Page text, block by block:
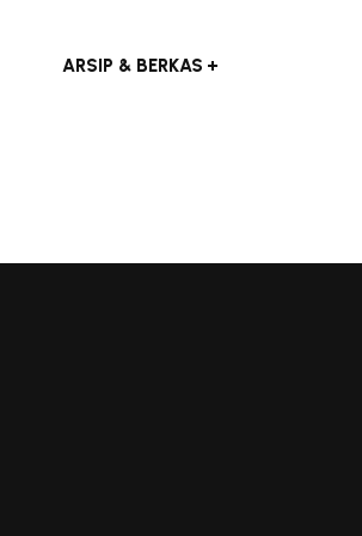
ARSIP & BERKAS